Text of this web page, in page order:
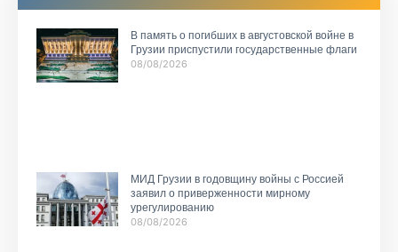
В память о погибших в августовской войне в
Грузии приспустили государственные флаги
08/08/2026
МИД Грузии в годовщину войны с Россией
заявил о приверженности мирному
урегулированию
08/08/2026